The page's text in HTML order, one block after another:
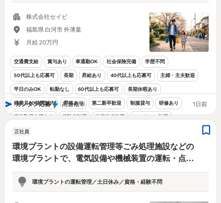
株式会社セイビ
福島県 白河市 外薄葉
月給 20万円
交通費支給 賞与あり 車通勤OK 社会保険完備 学歴不問
50代以上も応募可 長期 昇給あり 40代以上も応募可 主婦・主夫歓迎
平日のみOK 転勤なし 60代以上も応募可 長期休暇あり
残業月20時間以内 昇格あり 第二新卒歓迎 制服貸与 研修あり
資格取得支援あり 経験者歓迎 有資格者歓迎 U・Iターン歓迎
勤務開始時期調整
雇用保険あり 未経験者歓迎 労災保険あり 変形労働時間制
カンタン応募 高返信率 1日前
正社員
環境プラントの設備運転管理等ごみ処理施設などの
環境プラントで、電気設備や機械装置の運転・点
検・保守を担当。安定稼働を支えながら、未経験で
も基礎から学べる仕事です。
環境プラントの運転管理／土日休み／資格・経験不問